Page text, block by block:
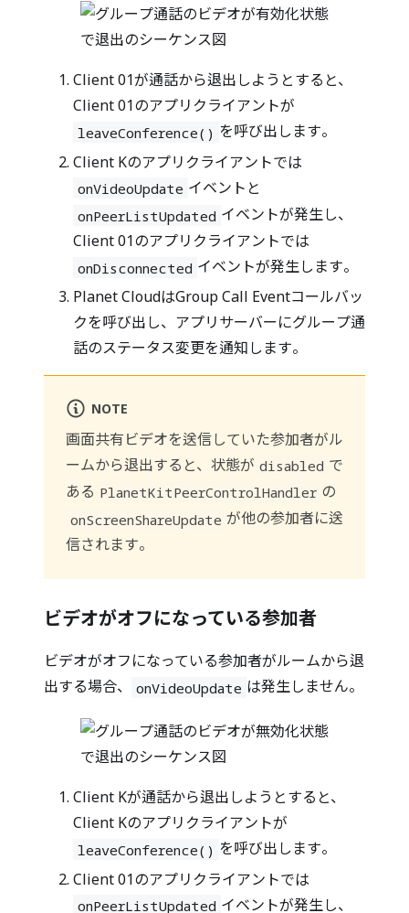
Client 01が通話から退出しようとすると、
Client 01のアプリクライアントが
leaveConference() を呼び出します。
Client Kのアプリクライアントでは
onVideoUpdate イベントと
onPeerListUpdated イベントが発生し、
Client 01のアプリクライアントでは
onDisconnected イベントが発生します。
Planet CloudはGroup Call Eventコールバッ
クを呼び出し、アプリサーバーにグループ通
話のステータス変更を通知します。
NOTE
画面共有ビデオを送信していた参加者がル
ームから退出すると、状態が disabled で
ある PlanetKitPeerControlHandler の
onScreenShareUpdate が他の参加者に送
信されます。
ビデオがオフになっている参加者
ビデオがオフになっている参加者がルームから退
出する場合、
onVideoUpdate は発生しません。
Client Kが通話から退出しようとすると、
Client Kのアプリクライアントが
leaveConference() を呼び出します。
Client 01のアプリクライアントでは
onPeerListUpdated イベントが発生し、